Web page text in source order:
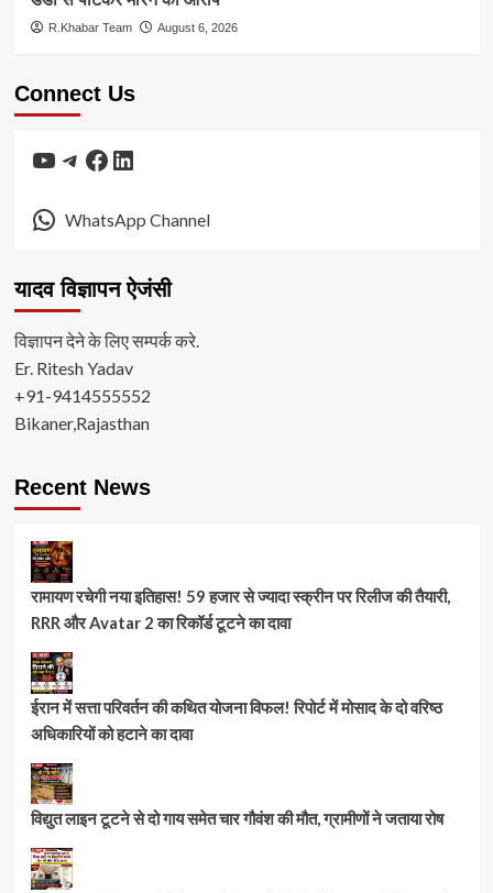
R.Khabar Team August 6, 2026
Connect Us
YouTube
Telegram
Facebook
LinkedIn
WhatsApp Channel
यादव विज्ञापन ऐजंसी
विज्ञापन देने के लिए सम्पर्क करे.
Er. Ritesh Yadav
+91-9414555552
Bikaner,Rajasthan
Recent News
रामायण रचेगी नया इतिहास! 59 हजार से ज्यादा स्क्रीन पर रिलीज की तैयारी,
RRR और Avatar 2 का रिकॉर्ड टूटने का दावा
ईरान में सत्ता परिवर्तन की कथित योजना विफल! रिपोर्ट में मोसाद के दो वरिष्ठ
अधिकारियों को हटाने का दावा
विद्युत लाइन टूटने से दो गाय समेत चार गौवंश की मौत, ग्रामीणों ने जताया रोष